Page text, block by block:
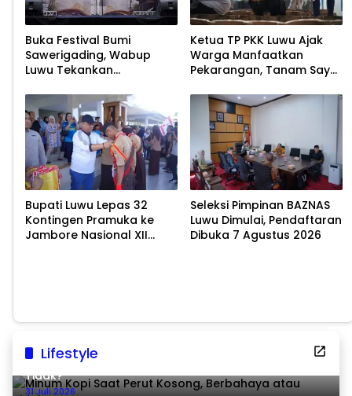
Buka Festival Bumi
Sawerigading, Wabup
Luwu Tekankan
Ketua TP PKK Luwu Ajak
Warga Manfaatkan
Pekarangan, Tanam Sayur
Bupati Luwu Lepas 32
Kontingen Pramuka ke
Jambore Nasional XII
Seleksi Pimpinan BAZNAS
Luwu Dimulai, Pendaftaran
Dibuka 7 Agustus 2026
Lifestyle
Minum Kopi Saat Perut Kosong, Berbahaya atau
Tidak?
31 Juli 2026